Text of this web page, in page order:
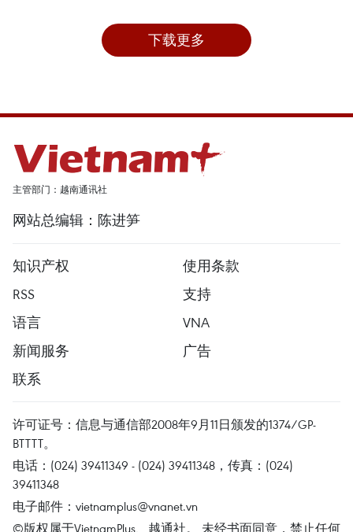
下载更多
主管部门：越南通讯社
网站总编辑：陈进笋
知识产权
使用条款
RSS
支持
语言
VNA
新闻服务
广告
联系
许可证号：信息与通信部2008年9月11日颁发的1374/GP-
BTTTT。
电话：(024) 39411349 - (024) 39411348，传真：(024)
39411348
电子邮件： vietnamplus@vnanet.vn
©版权属于VietnamPlus、越通社。 未经书面同意，禁止任何